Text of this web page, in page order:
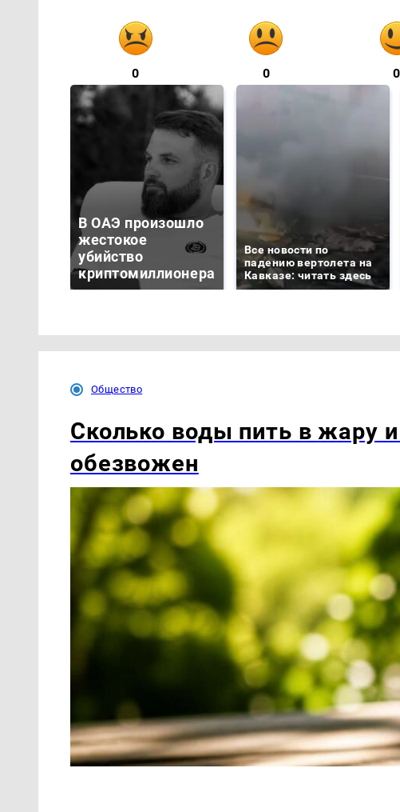
0 0 0
В ОАЭ произошло
жестокое
убийство
криптомиллионера
Все новости по
падению вертолета на
Кавказе: читать здесь
Общество
Сколько воды пить в жару
обезвожен